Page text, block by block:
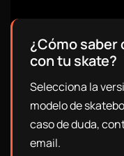
¿Cómo saber
con tu skate?
Selecciona la
modelo de
caso de duda,
email.